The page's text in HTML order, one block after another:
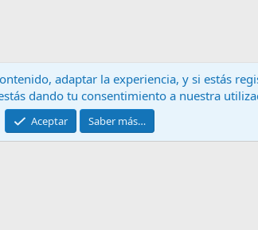
Contáctanos
platform by XenForo® © 2010-2024 XenForo Ltd.
adaptar la experiencia, y si estás
dando tu consentimiento a nuestra
Aceptar Saber más…